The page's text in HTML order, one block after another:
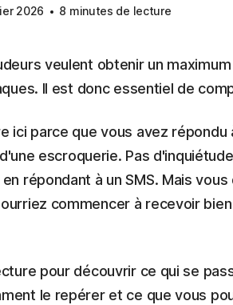
2026
8 minutes de lecture
veulent obtenir un
Il est donc essentiel de
ici parce que vous avez répondu
escroquerie. Pas
répondant à un SMS. Mais
commencer à recevoir
pour découvrir ce qui se
le repérer et ce que vous